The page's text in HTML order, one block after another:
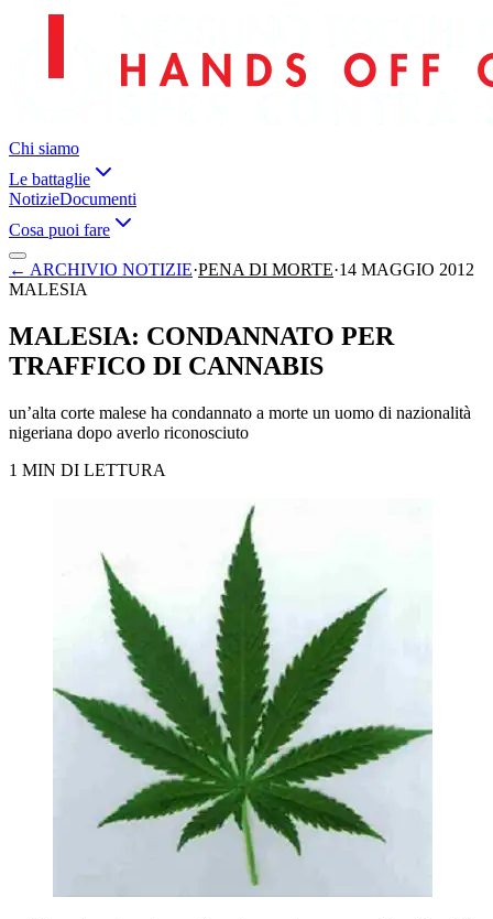
Chi siamo
Le battaglie
NotizieDocumenti
Cosa puoi fare
← ARCHIVIO NOTIZIE·PENA DI MORTE·14 MAGGIO 2012
MALESIA
MALESIA: CONDANNATO PER
TRAFFICO DI CANNABIS
un’alta corte malese ha condannato a morte un uomo di nazionalità
nigeriana dopo averlo riconosciuto
1 MIN DI LETTURA